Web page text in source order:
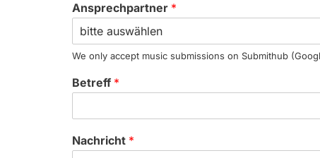
Ansprechpartner *
We only accept music submissions on Submithub
Betreff *
Nachricht *